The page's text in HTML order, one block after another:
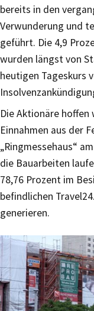
bereits in den
Verwunderung und
geführt. Die 4,9
wurden längst von
heutigen Tageskurs
Die Aktionäre
Einnahmen aus der
„Ringmessehaus“
die Bauarbeiten
78,76 Prozent im
befindlichen
generieren.